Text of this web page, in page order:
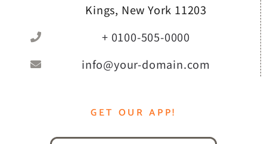
Kings, New York 11203
+ 0100-505-0000
info@your-domain.com
GET OUR APP!